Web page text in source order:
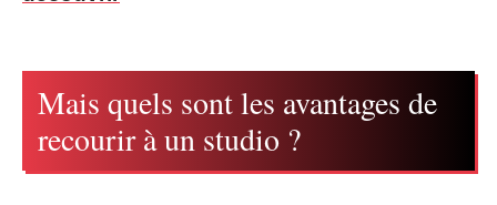
Mais quels sont les avantages de
recourir à un studio ?